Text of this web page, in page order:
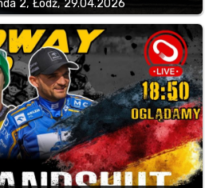
2, Łódź, 29.04.2026